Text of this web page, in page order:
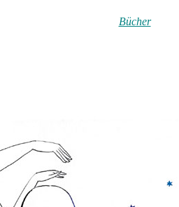
Bücher